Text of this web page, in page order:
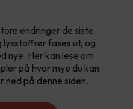
endringer de siste
fases ut, og
nye. Her kan lese om
på hvor mye du kan
ned på denne siden.